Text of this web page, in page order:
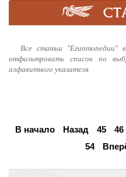
Все статьи "Египтопедии"
отфильтровать список по
алфавитного указателя
В начало Назад 45 46
54